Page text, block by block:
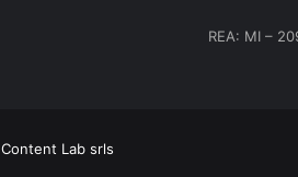
REA: MI –
Content Lab srls